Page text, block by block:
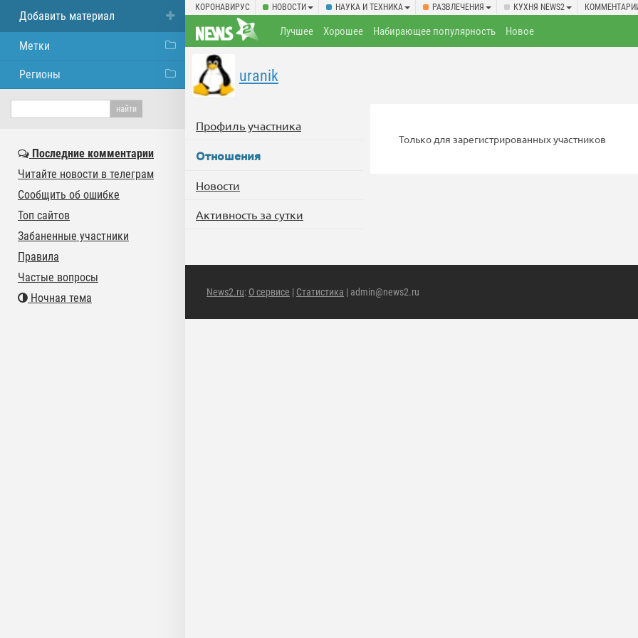
КОРОНАВИРУС НОВОСТИ НАУКА И ТЕХНИКА РАЗВЛЕЧЕНИЯ КУХНЯ NEWS2
Лучшее Хорошее Набирающее популярность Новое
uranik
Профиль участника
Отношения
Новости
Активность за сутки
Только для зарегистрированных участников
News2.ru: О сервисе | Статистика | admin@news2.ru
Добавить материал
Метки
Регионы
Последние комментарии
Читайте новости в телеграм
Сообщить об ошибке
Топ сайтов
Забаненные участники
Правила
Частые вопросы
Ночная тема